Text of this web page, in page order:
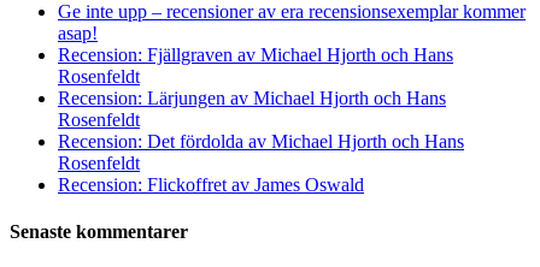
Ge inte upp – recensioner av era recensionsexemplar kommer
asap!
Recension: Fjällgraven av Michael Hjorth och Hans
Rosenfeldt
Recension: Lärjungen av Michael Hjorth och Hans
Rosenfeldt
Recension: Det fördolda av Michael Hjorth och Hans
Rosenfeldt
Recension: Flickoffret av James Oswald
Senaste kommentarer